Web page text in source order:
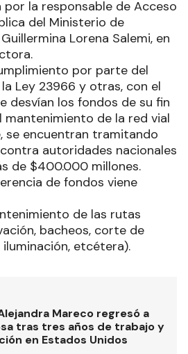
la responsable de Acceso
del Ministerio de
Lorena Salemi, en
por parte del
Ley 23966 y otras, con el
desvían los fondos de su fin
mantenimiento de la red vial
se encuentran tramitando
autoridades nacionales
de $400.000 millones.
de fondos viene
de las rutas
bacheos, corte de
etcétera).
Mareco regresó a
tras tres años de trabajo y
en Estados Unidos